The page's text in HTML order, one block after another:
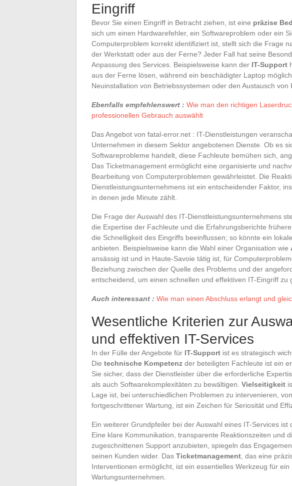
Eingriff
Bevor Sie einen Eingriff in Betracht ziehen, ist eine präzise
sich um einen Hardwarefehler, ein Softwareproblem oder ein
Computerproblem korrekt identifiziert ist, stellt sich die Frage
der Werkstatt oder aus der Ferne? Jeder Fall hat seine
Anpassung des Services. Beispielsweise kann der IT-Support
aus der Ferne lösen, während ein beschädigter Laptop
Neuinstallation von Betriebssystemen oder den Austausch von
Ebenfalls empfehlenswert : Wie man den richtigen
professionellen Gebrauch auswählt
Das Angebot von fatal-error.net : IT-Dienstleistungen
Unternehmen in diesem Sektor angebotenen Dienste. Ob es
Softwareprobleme handelt, diese Fachleute bemühen sich,
Das Ticketmanagement ermöglicht eine organisierte und
Bearbeitung von Computerproblemen gewährleistet. Die
Dienstleistungsunternehmens ist ein entscheidender Faktor,
in denen jede Minute zählt.
Die Frage der Auswahl des IT-Dienstleistungsunternehmens
die Expertise der Fachleute und die Erfahrungsberichte
die Schnelligkeit des Eingriffs beeinflussen; so könnte ein
anbieten. Beispielsweise kann die Wahl einer Organisation wie
ansässig ist und in Haute-Savoie tätig ist, für
Beziehung zwischen der Quelle des Problems und der
entscheidend, um einen schnellen und effektiven IT-Eingriff zu
Auch interessant : Wie man einen Abschluss erlangt und
Wesentliche Kriterien zur
und effektiven IT-Services
In der Fülle der Angebote für IT-Support ist es strategisch
Die technische Kompetenz der beteiligten Fachleute ist ein
Sie sicher, dass der Dienstleister über die erforderliche
als auch Softwarekomplexitäten zu bewältigen. Vielseitigkeit
Lage ist, bei unterschiedlichen Problemen zu intervenieren,
fortgeschrittener Wartung, ist ein Zeichen für Seriosität und
Ein weiterer Grundpfeiler bei der Auswahl eines IT-Services ist
Eine klare Kommunikation, transparente Reaktionszeiten und
zugeschnittenen Support anzubieten, spiegeln das
seinen Kunden wider. Das Ticketmanagement , das eine
Interventionen ermöglicht, ist ein essentielles Werkzeug für ein
Wartungsunternehmen.